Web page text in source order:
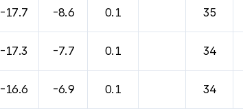
-17.7 -8.6 0.1 35
-17.3 -7.7 0.1 34
-16.6 -6.9 0.1 34